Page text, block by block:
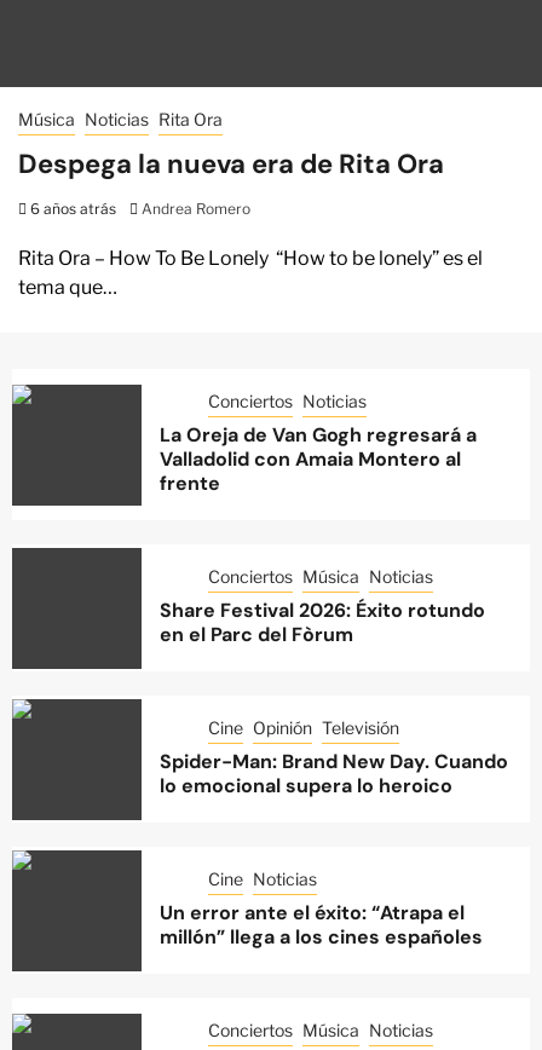
Música Noticias Rita Ora
Despega la nueva era de Rita Ora
6 años atrás Andrea Romero
Rita Ora – How To Be Lonely “How to be lonely” es el
tema que…
Conciertos Noticias
La Oreja de Van Gogh regresará a
Valladolid con Amaia Montero al
frente
Conciertos Música Noticias
Share Festival 2026: Éxito rotundo
en el Parc del Fòrum
Cine Opinión Televisión
Spider-Man: Brand New Day. Cuando
lo emocional supera lo heroico
Cine Noticias
Un error ante el éxito: “Atrapa el
millón” llega a los cines españoles
Conciertos Música Noticias